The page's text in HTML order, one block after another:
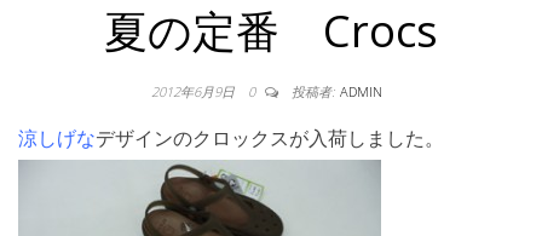
夏の定番 Crocs
2012年6月9日 0 投稿者: ADMIN
涼しげなデザインのクロックスが入荷しました。